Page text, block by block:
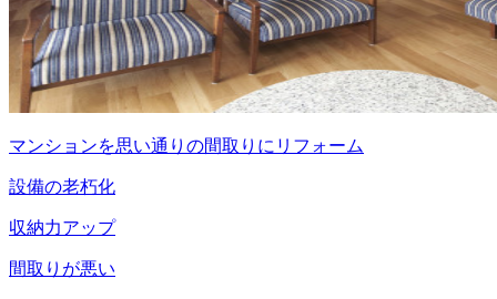
マンションを思い通りの間取りにリフォーム
設備の老朽化
収納力アップ
間取りが悪い